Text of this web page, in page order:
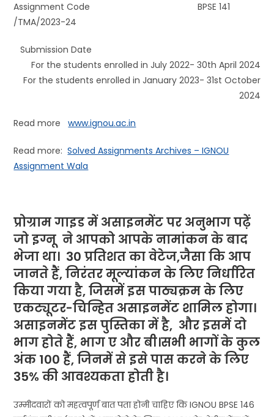
Assignment Code BPSE 141
/TMA/2023-24
Submission Date
For the students enrolled in July 2022- 30th April 2024
For the students enrolled in January 2023- 31st October
2024
Read morewww.ignou.ac.in
Read more:Solved Assignments Archives – IGNOU
Assignment Wala
प्रोग्राम गाइड में असाइनमेंट पर अनुभाग पढ़ें
जोइग्नू ने आपको आपके नामांकन के बाद
भेजा था। 30 प्रतिशत का वेटेज,जैसा कि आप
जानते हैं, निरंतर मूल्यांकन के लिए निर्धारित
किया गया है, जिसमें इस पाठ्यक्रम के लिए
एकट्यूटर-चिन्हित असाइनमेंट शामिल होगा।
असाइनमेंट इस पुस्तिका में है, और इसमें दो
भाग होते हैं, भाग ए और बी।सभी भागों के कुल
अंक 100 हैं, जिनमें से इसे पास करने के लिए
35% की आवश्यकता होती है।
उम्मीदवारों को महत्वपूर्ण बात पता होनी चाहिए कि IGNOU BPSE 146